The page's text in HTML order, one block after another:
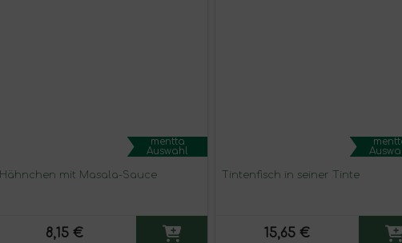
mentta
Auswahl
Hähnchen mit Masala-Sauce
8,15 €
Tintenfisch in seiner Tinte
15,65 €